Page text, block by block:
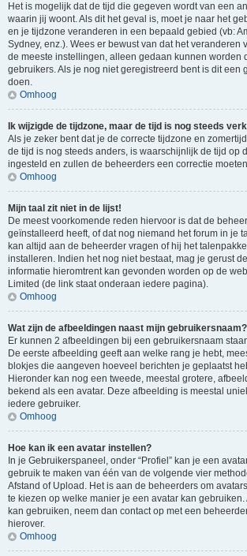
Het is mogelijk dat de tijd die gegeven wordt van een
waarin jij woont. Als dit het geval is, moet je naar het
en je tijdzone veranderen in een bepaald gebied (vb:
Sydney, enz.). Wees er bewust van dat het veranderen
de meeste instellingen, alleen gedaan kunnen worden
gebruikers. Als je nog niet geregistreerd bent is dit een
doen.
Omhoog
Ik wijzigde de tijdzone, maar de tijd is nog steeds
Als je zeker bent dat je de correcte tijdzone en
de tijd is nog steeds anders, is waarschijnlijk de tijd op
ingesteld en zullen de beheerders een correctie
Omhoog
Mijn taal zit niet in de lijst!
De meest voorkomende reden hiervoor is dat de
geïnstalleerd heeft, of dat nog niemand het forum in je
kan altijd aan de beheerder vragen of hij het
installeren. Indien het nog niet bestaat, mag je gerust
informatie hieromtrent kan gevonden worden op de
Limited (de link staat onderaan iedere pagina).
Omhoog
Wat zijn de afbeeldingen naast mijn gebruikersnaam?
Er kunnen 2 afbeeldingen bij een gebruikersnaam
De eerste afbeelding geeft aan welke rang je hebt,
blokjes die aangeven hoeveel berichten je geplaatst
Hieronder kan nog een tweede, meestal grotere,
bekend als een avatar. Deze afbeelding is meestal
iedere gebruiker.
Omhoog
Hoe kan ik een avatar instellen?
In je Gebruikerspaneel, onder “Profiel” kan je een
gebruik te maken van één van de volgende vier
Afstand of Upload. Het is aan de beheerders om
te kiezen op welke manier je een avatar kan
kan gebruiken, neem dan contact op met een
hierover.
Omhoog